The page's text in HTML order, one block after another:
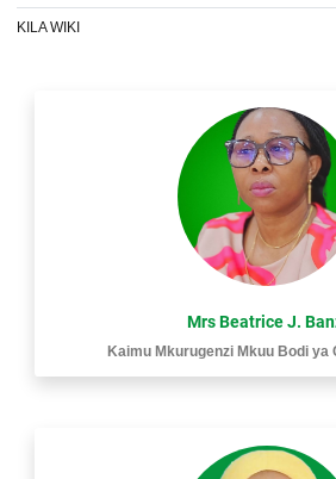
KILA WIKI
Mrs Beatrice J.
Kaimu Mkurugenzi Mkuu Bodi ya